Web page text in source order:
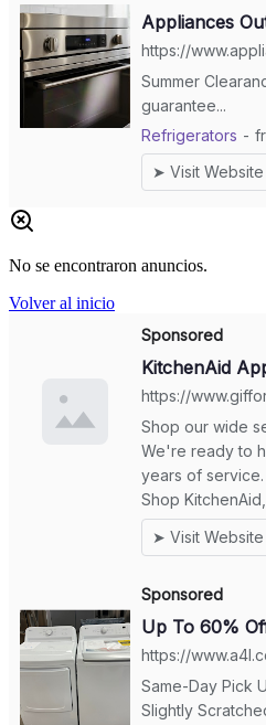
No se encontraron anuncios.
Volver al inicio